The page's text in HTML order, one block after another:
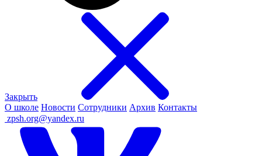
Закрыть
О школе Новости Сотрудники Архив Контакты
zpsh.org@yandex.ru